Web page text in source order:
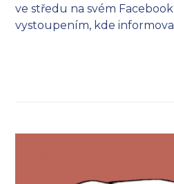
ve středu na svém
vystoupením, kde